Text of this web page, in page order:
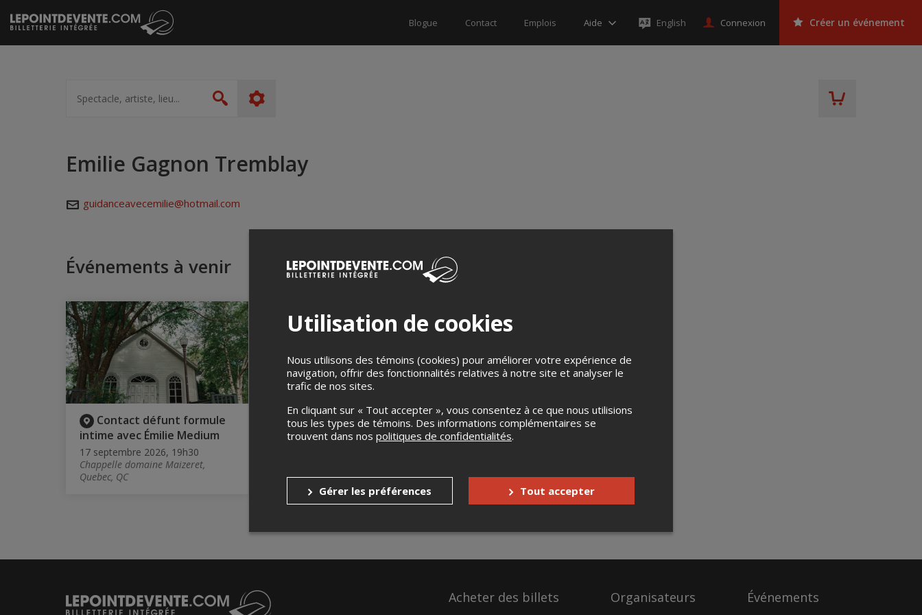
Passer
au
contenu
Blogue Contact Emplois Aide English Connexion Créer un événement
artiste,
lieu...
Rechercher
Emilie Gagnon Tremblay
guidanceavecemilie@hotmail.com
Événements à venir
Contact défunt formule
intime avec Émilie Medium
17 septembre 2026, 19h30
Chappelle domaine Maizeret,
Quebec, QC
Contact défunt formule
intime avec Émilie Medium
Quebec, QC
Soirée contact avec vos
défunts avec Émilie, Médium
La Scene Lebourgneuf, Québec, QC
Acheter des billets Organisateurs Événements
Utilisation de cookies
Nous utilisons des témoins (cookies) pour améliorer votre expérience de
navigation, offrir des fonctionnalités relatives à notre site et analyser le
trafic de nos sites.
En cliquant sur « Tout accepter », vous consentez à ce que nous utilisions
tous les types de témoins. Des informations complémentaires se
trouvent dans nos politiques de confidentialités.
Gérer les préférences Tout accepter